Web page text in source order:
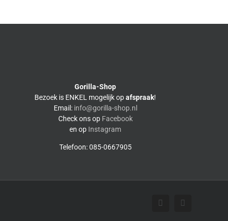
Gorilla-Shop
Bezoek is ENKEL mogelijk opafspraak!
Email: info@gorilla-shop.nl
Check ons op Facebook
en op Instagram
Telefoon: 085-0667905
FacebookInstagram